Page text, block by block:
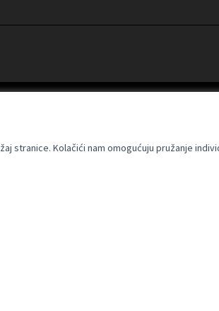
stranice. Kolačići nam omogućuju pružanje